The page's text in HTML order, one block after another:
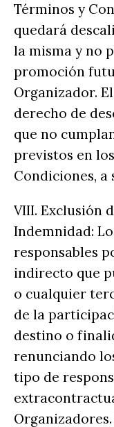
Términos y
quedará
la misma y no
promoción
Organizador.
derecho de
que no
previstos en
Condiciones, a
VIII. Exclusión
Indemnidad:
responsables
indirecto que
o cualquier
de la
destino o
renunciando
tipo de